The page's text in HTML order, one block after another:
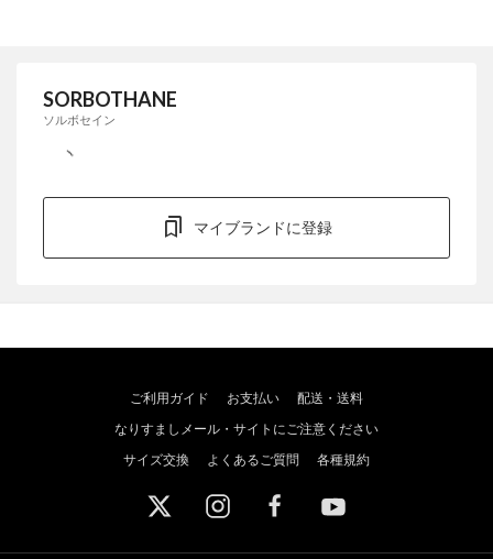
SORBOTHANE
ソルボセイン
マイブランドに登録
ご利用ガイド お支払い
配送・送料
なりすましメール・サイトにご注意ください
サイズ交換
よくあるご質問 各種規約